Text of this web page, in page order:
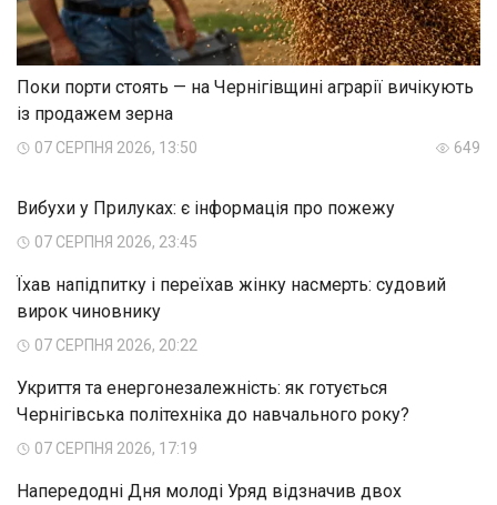
Поки порти стоять — на Чернігівщині аграрії вичікують
із продажем зерна
07 СЕРПНЯ 2026, 13:50 649
Вибухи у Прилуках: є інформація про пожежу
07 СЕРПНЯ 2026, 23:45
Їхав напідпитку і переїхав жінку насмерть: судовий
вирок чиновнику
07 СЕРПНЯ 2026, 20:22
Укриття та енергонезалежність: як готується
Чернігівська політехніка до навчального року?
07 СЕРПНЯ 2026, 17:19
Напередодні Дня молоді Уряд відзначив двох